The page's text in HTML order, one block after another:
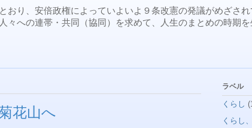
おり、安倍政権によっていよいよ９条改憲の発議がめざさ
々への連帯・共同（協同）を求めて、人生のまとめの時期
花山へ
ラベル
くらし
くらし